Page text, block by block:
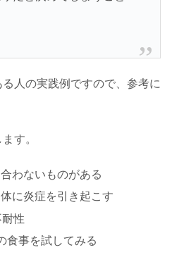
人の実践例ですので、参考に
す。
わないものがある
に炎症を引き起こす
性
食事を試してみる